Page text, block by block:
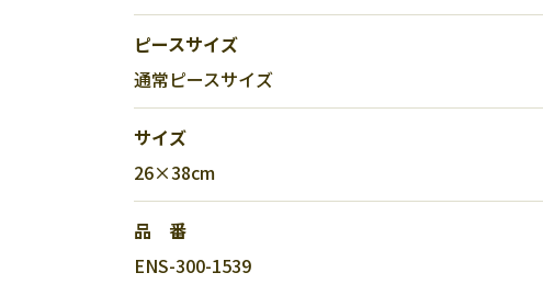
ピースサイズ
通常ピースサイズ
サイズ
26×38cm
品 番
ENS-300-1539